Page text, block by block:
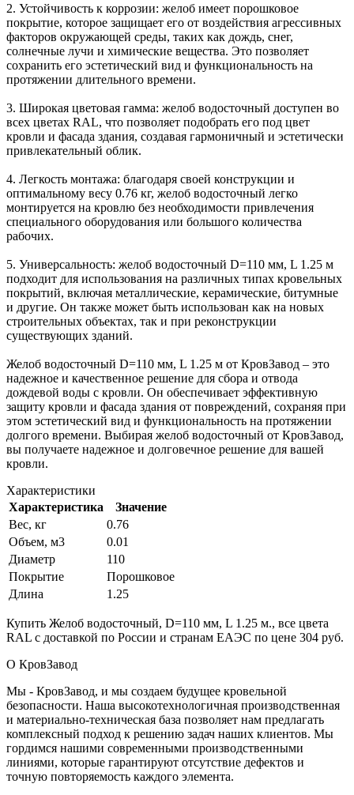
2. Устойчивость к коррозии: желоб имеет порошковое
покрытие, которое защищает его от воздействия агрессивных
факторов окружающей среды, таких как дождь, снег,
солнечные лучи и химические вещества. Это позволяет
сохранить его эстетический вид и функциональность на
протяжении длительного времени.
3. Широкая цветовая гамма: желоб водосточный доступен во
всех цветах RAL, что позволяет подобрать его под цвет
кровли и фасада здания, создавая гармоничный и эстетически
привлекательный облик.
4. Легкость монтажа: благодаря своей конструкции и
оптимальному весу 0.76 кг, желоб водосточный легко
монтируется на кровлю без необходимости привлечения
специального оборудования или большого количества
рабочих.
5. Универсальность: желоб водосточный D=110 мм, L 1.25 м
подходит для использования на различных типах кровельных
покрытий, включая металлические, керамические, битумные
и другие. Он также может быть использован как на новых
строительных объектах, так и при реконструкции
существующих зданий.
Желоб водосточный D=110 мм, L 1.25 м от КровЗавод – это
надежное и качественное решение для сбора и отвода
дождевой воды с кровли. Он обеспечивает эффективную
защиту кровли и фасада здания от повреждений, сохраняя при
этом эстетический вид и функциональность на протяжении
долгого времени. Выбирая желоб водосточный от КровЗавод,
вы получаете надежное и долговечное решение для вашей
кровли.
Характеристики
Характеристика
Значение
Вес, кг
0.76
Объем, м3
0.01
Диаметр
110
Покрытие
Порошковое
Длина
1.25
Купить Желоб водосточный, D=110 мм, L 1.25 м., все цвета
RAL с доставкой по России и странам ЕАЭС по цене 304 руб.
О КровЗавод
Мы - КровЗавод, и мы создаем будущее кровельной
безопасности. Наша высокотехнологичная производственная
и материально-техническая база позволяет нам предлагать
комплексный подход к решению задач наших клиентов. Мы
гордимся нашими современными производственными
линиями, которые гарантируют отсутствие дефектов и
точную повторяемость каждого элемента.